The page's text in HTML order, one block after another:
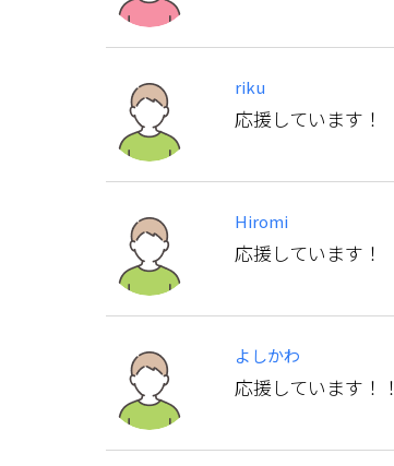
riku
応援しています！
Hiromi
応援しています！
よしかわ
応援しています！！